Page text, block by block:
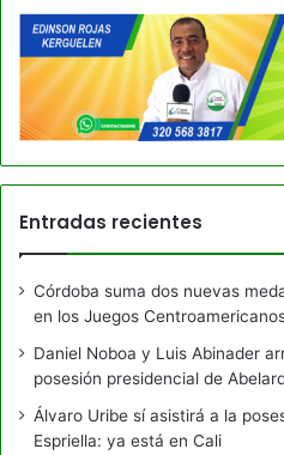
Entradas recientes
Córdoba suma dos nuevas
en los Juegos
Daniel Noboa y Luis Abinader
posesión presidencial de
Álvaro Uribe sí asistirá a la
Espriella: ya está en Cali